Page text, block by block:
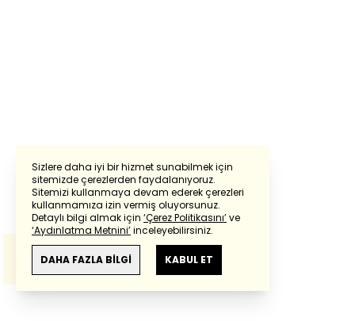
Sizlere daha iyi bir hizmet sunabilmek için
sitemizde çerezlerden faydalanıyoruz.
Sitemizi kullanmaya devam ederek çerezleri
kullanmamıza izin vermiş oluyorsunuz.
Detaylı bilgi almak için ‘Çerez Politikasını’ve
‘Aydınlatma Metnini’inceleyebilirsiniz.
DAHA FAZLA BİLGİ KABUL ET
Powered by Translate
Bu çevirideGoogle Transletekullanılmıştır.
Anlam ve çeviri hatalarından
haberturk.com
sorumlu değildir.